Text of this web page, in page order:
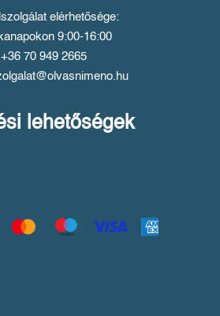
elérhetősége:
9:00-16:00
+36 70 949 2665
lehetőségek